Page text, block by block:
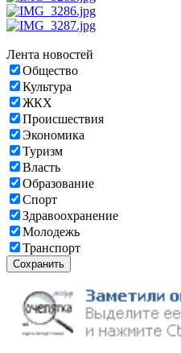
Лента новостей
Общество
Культура
ЖКХ
Происшествия
Экономика
Туризм
Власть
Образование
Спорт
Здравоохранение
Молодежь
Транспорт
Сохранить